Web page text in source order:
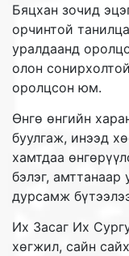
Бяцхан зочид
орчинтой
уралдаанд
олон
оролцсон юм.
Өнгө өнгийн
буулгаж, инээд
хамтдаа
бэлэг,
дурсамж
Их Засаг Их
хөгжил, сайн